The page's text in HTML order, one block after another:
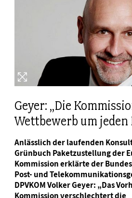
Geyer: „Die
Wettbewerb um jeden
Anlässlich der laufenden
Grünbuch Paketzustellung der
Kommission erklärte der
Post- und
DPVKOM Volker Geyer: „Das
Kommission verschlechtert die